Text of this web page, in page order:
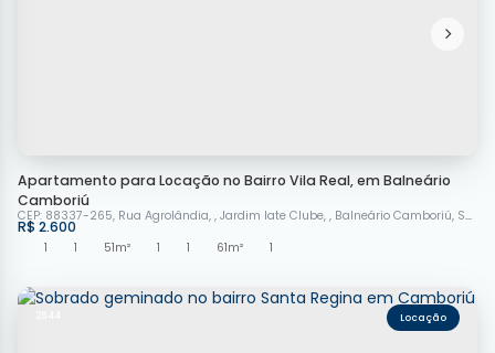
Apartamento para Locação no Bairro Vila Real, em Balneário
Camboriú
R$ 2.600
CEP: 88337-265, Rua Agrolândia , Jardim Iate Clube , Balneário Camboriú, Santa Catarina
1
1 51m² 1 1 61m² 1